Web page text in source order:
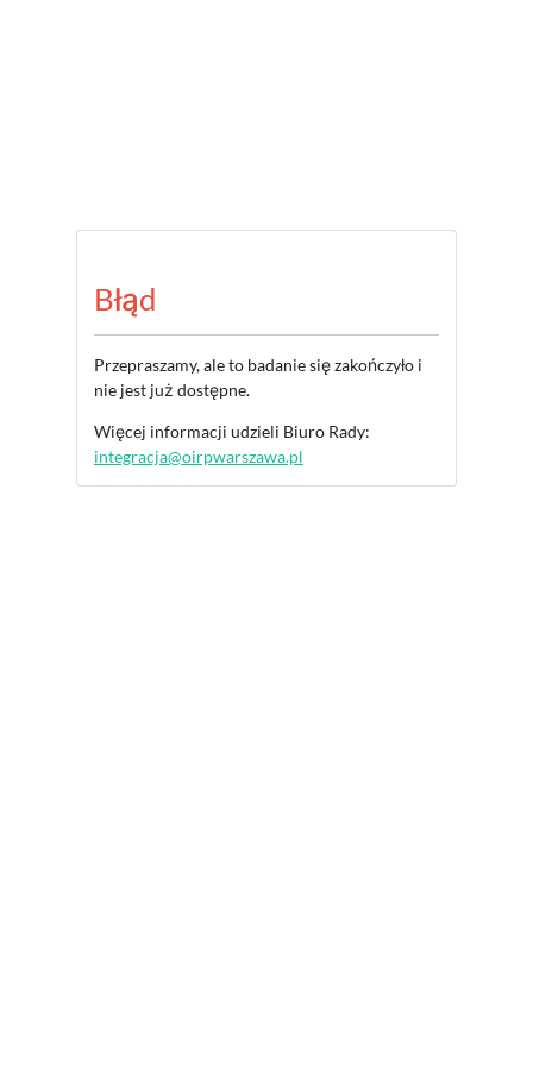
Błąd
Przepraszamy, ale to badanie się zakończyło i
nie jest już dostępne.
Więcej informacji udzieli Biuro Rady:
integracja@oirpwarszawa.pl